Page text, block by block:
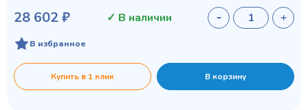
28 602 ₽
✓ В наличии
В избранное
Купить в 1 клик В корзину